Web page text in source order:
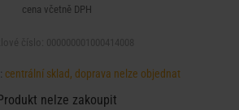
cena včetně DPH
centrální sklad, doprava nelze objednat
nelze zakoupit